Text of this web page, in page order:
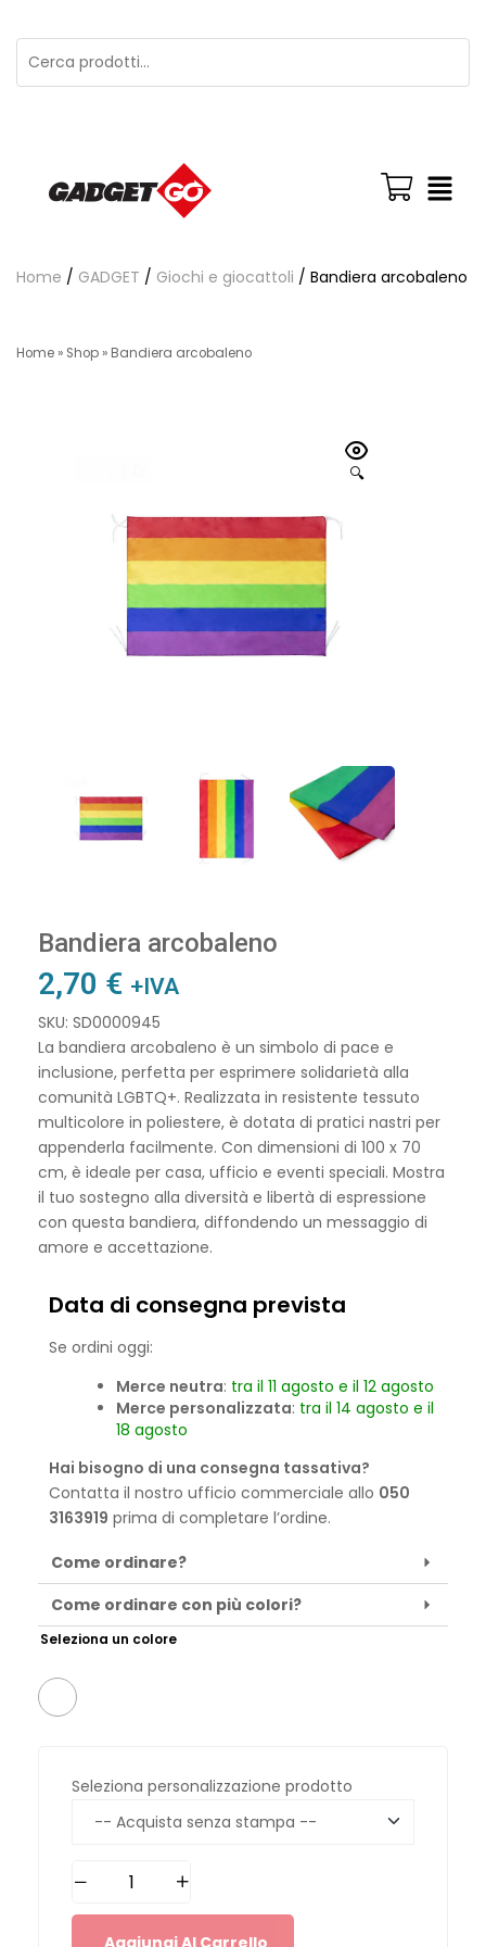
Home / GADGET / Giochi e giocattoli / Bandiera arcobaleno
Home » Shop » Bandiera arcobaleno
🔍
Bandiera arcobaleno
2,70 € +IVA
SKU: SD0000945
La bandiera arcobaleno è un simbolo di pace e
inclusione, perfetta per esprimere solidarietà alla
comunità LGBTQ+. Realizzata in resistente tessuto
multicolore in poliestere, è dotata di pratici nastri per
appenderla facilmente. Con dimensioni di 100 x 70
cm, è ideale per casa, ufficio e eventi speciali. Mostra
il tuo sostegno alla diversità e libertà di espressione
con questa bandiera, diffondendo un messaggio di
amore e accettazione.
Data di consegna prevista
Se ordini oggi:
Merce neutra: tra il 11 agosto e il 12 agosto
Merce personalizzata: tra il 14 agosto e il
18 agosto
Hai bisogno di una consegna tassativa?
Contatta il nostro ufficio commerciale allo 050
3163919 prima di completare l’ordine.
Come ordinare?
Come ordinare con più colori?
Seleziona un colore
Seleziona personalizzazione prodotto